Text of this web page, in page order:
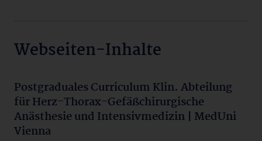
Webseiten-Inhalte
Postgraduales Curriculum Klin. Abteilung
für Herz-Thorax-Gefäßchirurgische
Anästhesie und Intensivmedizin | MedUni
Vienna